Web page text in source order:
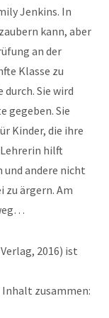
Jenkins. In
kann, aber
an der
Klasse zu
Sie wird
gegeben. Sie
Kinder, die ihre
hilft
und andere nicht
zu ärgern. Am
2016) ist
Inhalt zusammen: